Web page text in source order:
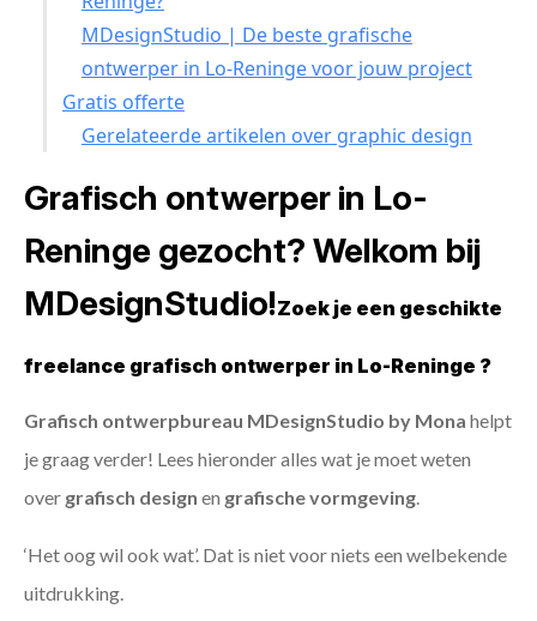
MDesignStudio | De beste grafische
ontwerper in Lo-Reninge voor jouw project
Gratis offerte
Gerelateerde artikelen over graphic design
Grafisch ontwerper in Lo-
Reninge gezocht? Welkom bij
MDesignStudio!Zoek je een geschikte
freelance grafisch ontwerper in Lo-Reninge ?
Grafisch ontwerpbureau MDesignStudio by Mona helpt
je graag verder! Lees hieronder alles wat je moet weten
over grafisch design en grafische vormgeving
‘Het oog wil ook wat’. Dat is niet voor niets een welbekende
uitdrukking.